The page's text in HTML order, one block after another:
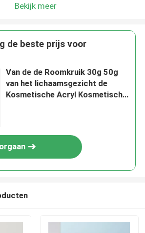
Bekijk meer
de beste prijs voor
Van de de Roomkruik 30g 50g
van het lichaamsgezicht de
Kosmetische Acryl Kosmetische